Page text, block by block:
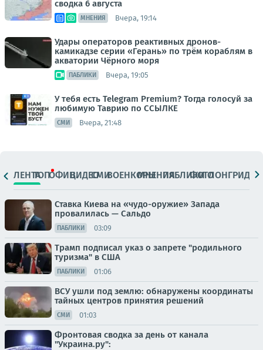
сводка 6 августа
МНЕНИЯ Вчера, 19:14
Удары операторов реактивных дронов-
камикадзе серии «Герань» по трём кораблям в
акватории Чёрного моря
ПАБЛИКИ Вчера, 19:05
У тебя есть Telegram Premium? Тогда голосуй за
любимую Таврию по ССЫЛКЕ
СМИ Вчера, 21:48
ЛЕНТАТОПОФИЦ.ВИДЕОСМИВОЕНКОРЫМНЕНИЯПАБЛИКИ
ФОТОЛОНГРИДЫ
Ставка Киева на «чудо-оружие» Запада
провалилась — Сальдо
ПАБЛИКИ 03:09
Трамп подписал указ о запрете "родильного
туризма" в США
ПАБЛИКИ 01:06
ВСУ ушли под землю: обнаружены координаты
тайных центров принятия решений
СМИ 01:03
Фронтовая сводка за день от канала
"Украина.ру":